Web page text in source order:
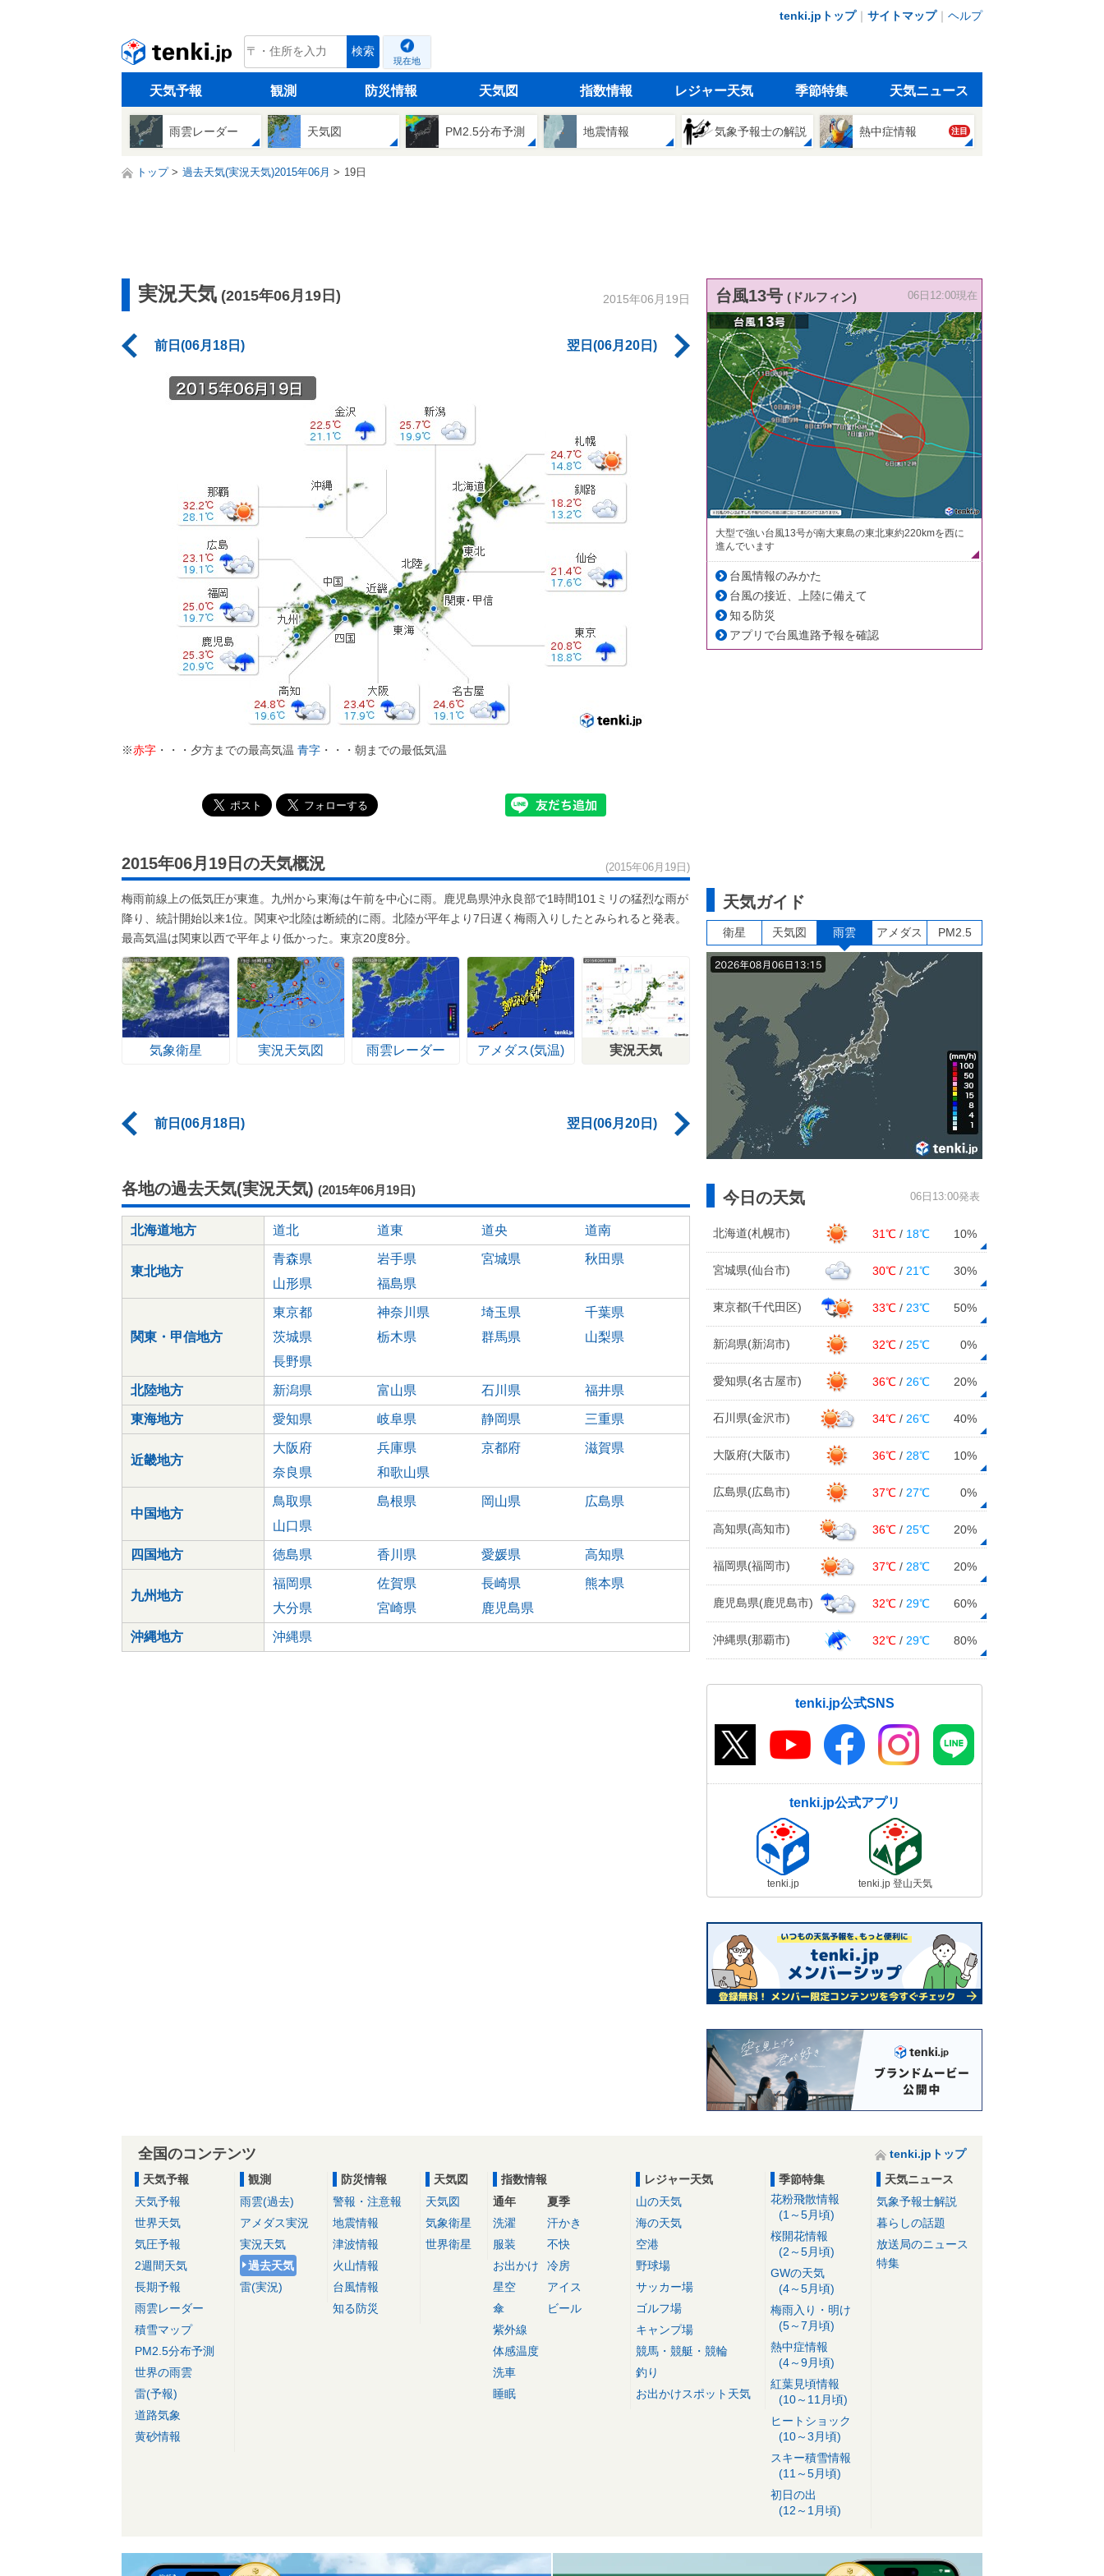
tenki.jpトップ｜ サイトマップ｜ ヘルプ
tenki.jp 検索
現在地
天気予報 観測 防災情報 天気図 指数情報 レジャー天気 季節特集 天気ニュース
雨雲レーダー 天気図 PM2.5分布予測 地震情報 気象予報士の解説 熱中症情報 注目
トップ 過去天気(実況天気)2015年06月 19日
実況天気 (2015年06月19日) 2015年06月19日
前日(06月18日) 翌日(06月20日)
※赤字 ・・・夕方までの最高気温 青字 ・・・朝までの最低気温
2015年06月19日の天気概況 (2015年06月19日)
梅雨前線上の低気圧が東進。九州から東海は午前を中心に雨。鹿児島県沖永良部で1時間101ミリの猛烈な雨が
降り、統計開始以来1位。関東や北陸は断続的に雨。北陸が平年より7日遅く梅雨入りしたとみられると発表。
最高気温は関東以西で平年より低かった。東京20度8分。
気象衛星 実況天気図 雨雲レーダー アメダス(気温) 実況天気
前日(06月18日) 翌日(06月20日)
各地の過去天気(実況天気) (2015年06月19日)
北海道地方 道北 道東 道央 道南
東北地方
青森県 岩手県 宮城県
秋田県
山形県
福島県
関東・甲信地方
東京都 神奈川県 埼玉県
千葉県
茨城県
栃木県 群馬県
山梨県
長野県
北陸地方 新潟県 富山県 石川県 福井県
東海地方 愛知県 岐阜県 静岡県 三重県
近畿地方
大阪府 兵庫県 京都府
滋賀県
奈良県
和歌山県
中国地方
鳥取県 島根県 岡山県
広島県
山口県
四国地方 徳島県 香川県 愛媛県 高知県
九州地方
福岡県 佐賀県 長崎県
熊本県
大分県
宮崎県 鹿児島県
沖縄地方 沖縄県
台風13号 (ドルフィン) 06日12:00現在
大型で強い台風13号が南大東島の東北東約220kmを西に
進んでいます
台風情報のみかた
台風の接近、上陸に備えて
知る防災
アプリで台風進路予報を確認
天気ガイド
衛星 天気図 雨雲 アメダス PM2.5
今日の天気 06日13:00発表
北海道(札幌市) 31℃ / 18℃ 10%
宮城県(仙台市) 30℃ / 21℃ 30%
東京都(千代田区) 33℃ / 23℃ 50%
新潟県(新潟市) 32℃ / 25℃ 0%
愛知県(名古屋市) 36℃ / 26℃ 20%
石川県(金沢市) 34℃ / 26℃ 40%
大阪府(大阪市) 36℃ / 28℃ 10%
広島県(広島市) 37℃ / 27℃ 0%
高知県(高知市) 36℃ / 25℃ 20%
福岡県(福岡市) 37℃ / 28℃ 20%
鹿児島県(鹿児島市) 32℃ / 29℃ 60%
沖縄県(那覇市) 32℃ / 29℃ 80%
tenki.jp公式SNS
tenki.jp公式アプリ
tenki.jp tenki.jp 登山天気
全国のコンテンツ
tenki.jpトップ
天気予報
天気予報
世界天気
気圧予報
2週間天気
長期予報
雨雲レーダー
積雪マップ
PM2.5分布予測
世界の雨雲
雷(予報)
道路気象
黄砂情報
観測
雨雲(過去)
アメダス実況
実況天気
過去天気
雷(実況)
防災情報
警報・注意報
地震情報
津波情報
火山情報
台風情報
知る防災
天気図
天気図
気象衛星
世界衛星
指数情報
通年
洗濯
服装
お出かけ
星空
傘
紫外線
体感温度
洗車
睡眠
夏季
汗かき
不快
冷房
アイス
ビール
レジャー天気
山の天気
海の天気
空港
野球場
サッカー場
ゴルフ場
キャンプ場
競馬・競艇・競輪
釣り
お出かけスポット天気
季節特集
花粉飛散情報
(1～5月頃)
桜開花情報
(2～5月頃)
GWの天気
(4～5月頃)
梅雨入り・明け
(5～7月頃)
熱中症情報
(4～9月頃)
紅葉見頃情報
(10～11月頃)
ヒートショック
(10～3月頃)
スキー積雪情報
(11～5月頃)
初日の出
(12～1月頃)
天気ニュース
気象予報士解説
暮らしの話題
放送局のニュース
特集